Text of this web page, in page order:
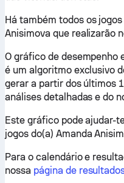
Há também todos os
Anisimova que realizarão
O gráfico de desempenho
é um algoritmo exclusivo
gerar a partir dos últimos
análises detalhadas e do
Este gráfico pode ajudar-
jogos do(a) Amanda
Para o calendário e
nossa página de